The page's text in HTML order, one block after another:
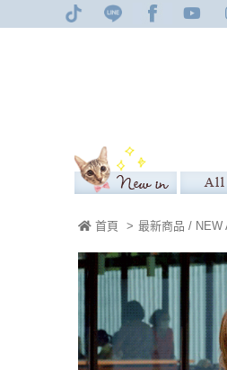
首頁 > 最新商品 / NEW